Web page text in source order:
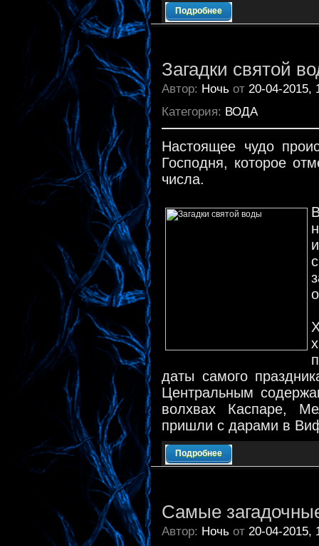
Подробнее
Загадки святой
Автор: Ночь от 20-04-2015,
Категория: ВОДА
Настоящее чудо
Господня, которое
числа.
даты самого
Центральным
волхвах Каспаре,
пришли с дарами в
Подробнее
Самые
Автор: Ночь от 20-04-2015,